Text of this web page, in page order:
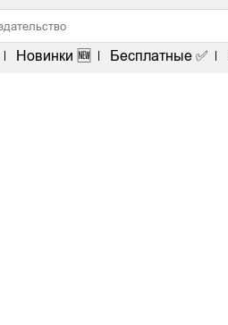
Новинки 🆕 Бесплатные ✅